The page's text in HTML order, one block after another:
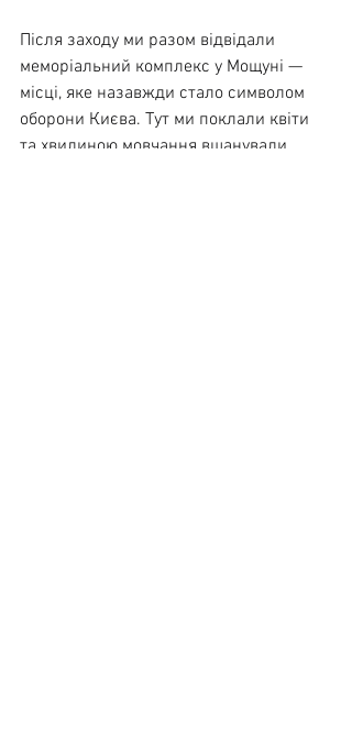
Після заходу ми разом відвідали
меморіальний комплекс у Мощуні —
місці, яке назавжди стало символом
оборони Києва. Тут ми поклали квіти
та хвилиною мовчання вшанували